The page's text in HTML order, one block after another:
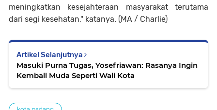
meningkatkan kesejahteraan masyarakat terutama
dari segi kesehatan," katanya. (MA / Charlie)
Artikel Selanjutnya
Masuki Purna Tugas, Yosefriawan: Rasanya Ingin
Kembali Muda Seperti Wali Kota